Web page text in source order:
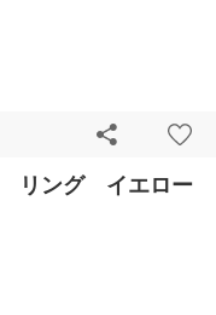
リング イエロー